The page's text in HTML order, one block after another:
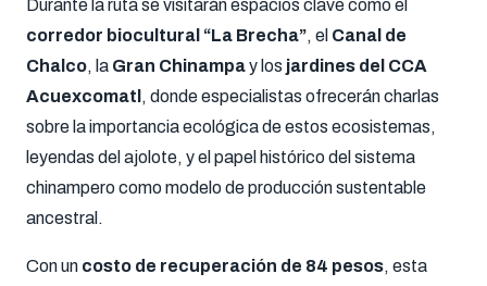
Durante la ruta se visitarán espacios clave como el
corredor biocultural “La Brecha”, el Canal de
Chalco, la Gran Chinampay los jardines del CCA
Acuexcomatl , donde especialistas ofrecerán charlas
sobre la importancia ecológica de estos ecosistemas,
leyendas del ajolote, y el papel histórico del sistema
chinampero como modelo de producción sustentable
ancestral.
Con un costo de recuperación de 84 pesos, esta